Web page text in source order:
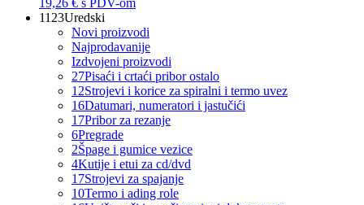
19,26 € s PDV-om
1123Uredski
Novi proizvodi
Najprodavanije
Izdvojeni proizvodi
27Pisaći i crtaći pribor ostalo
12Strojevi i korice za spiralni i termo uvez
16Datumari, numeratori i jastučići
17Pribor za rezanje
6Pregrade
2Špage i gumice vezice
4Kutije i etui za cd/dvd
17Strojevi za spajanje
10Termo i ading role